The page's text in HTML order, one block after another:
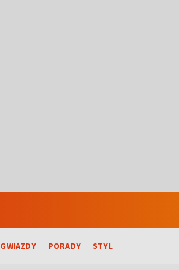
GWIAZDY PORADY STYL